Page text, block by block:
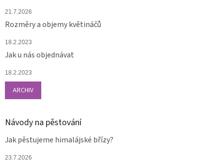
21.7.2026
Rozměry a objemy květináčů
18.2.2023
Jak u nás objednávat
18.2.2023
ARCHIV
Návody na pěstování
Jak pěstujeme himalájské břízy?
23.7.2026